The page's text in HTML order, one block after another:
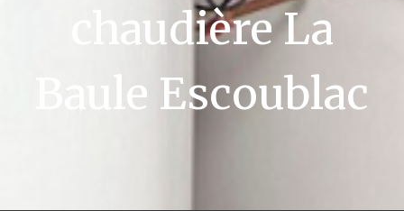
chaudière La
Baule Escoublac